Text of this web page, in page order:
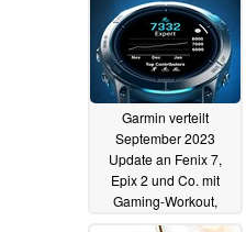
Garmin verteilt
September 2023
Update an Fenix 7,
Epix 2 und Co. mit
Gaming-Workout,
Fisch-Vorhersage und